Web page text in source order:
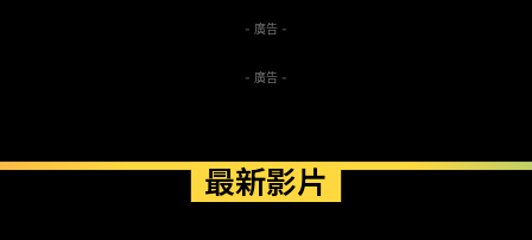
- 廣告 -
- 廣告 -
最新影片